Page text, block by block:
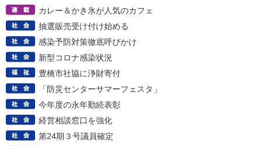
カレー＆かき氷が人気のカフェ
抽選販売受け付け始める
感染予防対策徹底呼びかけ
新型コロナ感染状況
豊橋市社協に浄財寄付
「防災センターサマーフェスタ」
今年度の永年勤続表彰
経営相談窓口を強化
第24期３号議員確定